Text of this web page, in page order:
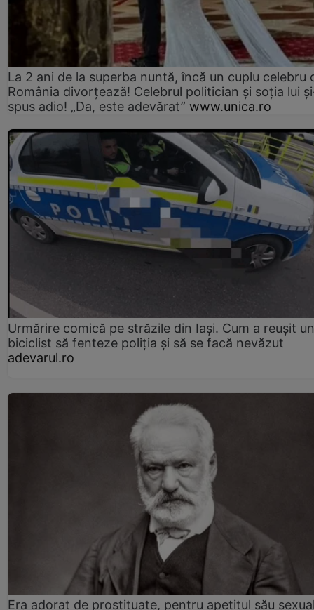
La 2 ani de la superba nuntă, încă un cuplu celebru
România divorțează! Celebrul politician și soția lui
spus adio! „Da, este adevărat” www.unica.ro
Urmărire comică pe străzile din Iași. Cum a reușit un
biciclist să fenteze poliția și să se facă nevăzut
adevarul.ro
Era adorat de prostituate, pentru apetitul său